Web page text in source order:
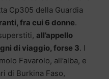
Cp305 della Guardia
fra cui 6 donne.
all’appello
di viaggio, forse 3. I
Favarolo, all’alba, e
di Burkina Faso,